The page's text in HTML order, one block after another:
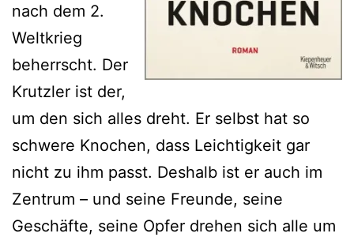
nach dem 2.
Weltkrieg
beherrscht. Der
Krutzler ist der,
um den sich alles dreht. Er selbst hat so
schwere Knochen, dass Leichtigkeit gar
nicht zu ihm passt. Deshalb ist er auch im
Zentrum – und seine Freunde, seine
Geschäfte, seine Opfer drehen sich alle um